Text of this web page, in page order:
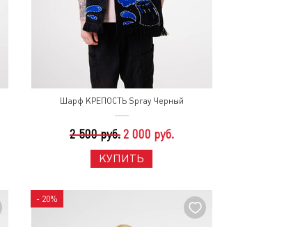
Шарф КРЕПОСТЬ Spray Черный
2 500 руб. 2 000 руб.
КУПИТЬ
- 20%